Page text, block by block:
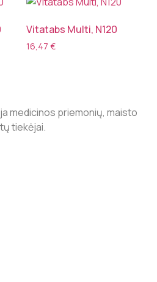
Vitatabs Multi, N120
16,47 €
medicinos priemonių, maisto
tiekėjai.